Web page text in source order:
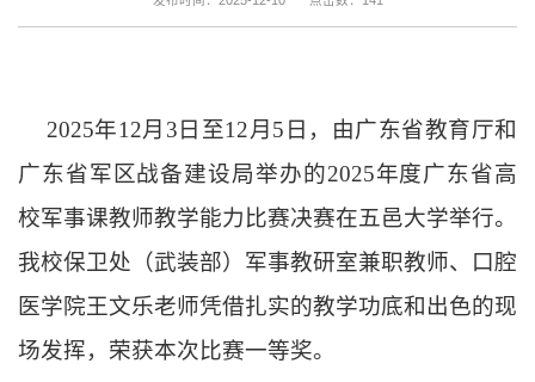
2025年12月3日至12月5日 ，
由广东省教育厅和
广东省军区战备建设局举办的2025年度广东省高
校军事课教师教学能力比赛决赛在五邑大学举行。
我校保卫处（武装部）军事教研室兼职教师、口腔
医学院王文乐老师凭借扎实的教学功底和出色的现
场发挥，荣获本次比赛一等奖。